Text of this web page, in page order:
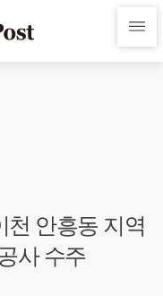
천 안흥동 지역
사 수주